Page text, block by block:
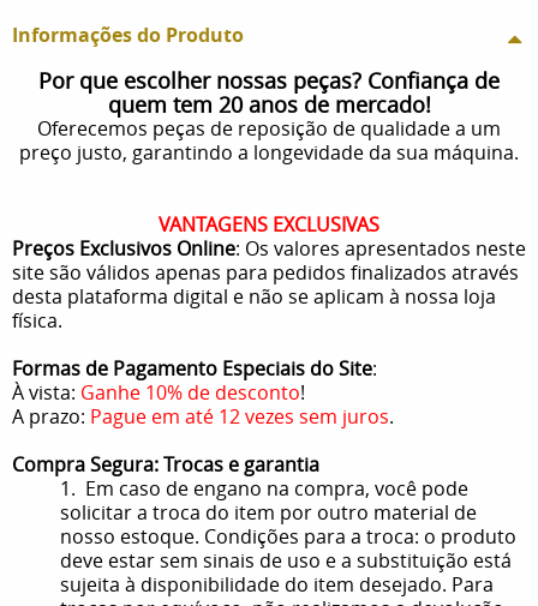
Informações do Produto
Por que escolher nossas peças? Confiança de
quem tem 20 anos de mercado!
Oferecemos peças de reposição de qualidade a um
preço justo, garantindo a longevidade da sua máquina.
VANTAGENS EXCLUSIVAS
Preços Exclusivos Online: Os valores apresentados neste
site são válidos apenas para pedidos finalizados através
desta plataforma digital e não se aplicam à nossa loja
física.
Formas de Pagamento Especiais do Site:
À vista: Ganhe 10% de desconto!
A prazo: Pague em até 12 vezes sem juros.
Compra Segura: Trocas e garantia
1. Em caso de engano na compra, você pode
solicitar a troca do item por outro material de
nosso estoque. Condições para a troca: o produto
deve estar sem sinais de uso e a substituição está
sujeita à disponibilidade do item desejado. Para